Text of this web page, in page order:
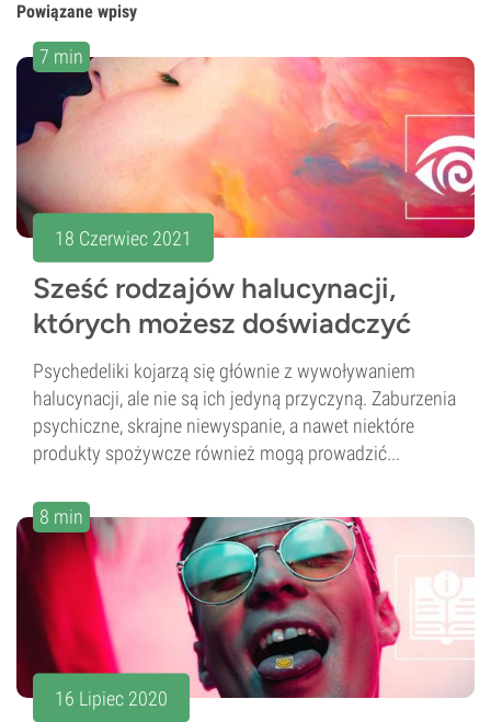
Powiązane wpisy
7 min
18 Czerwiec 2021
Sześć rodzajów halucynacji,
których możesz doświadczyć
Psychedeliki kojarzą się głównie z wywoływaniem
halucynacji, ale nie są ich jedyną przyczyną. Zaburzenia
psychiczne, skrajne niewyspanie, a nawet niektóre
produkty spożywcze również mogą prowadzić...
8 min
16 Lipiec 2020